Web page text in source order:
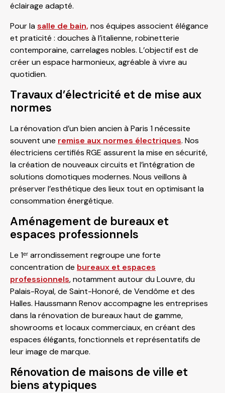
éclairage adapté.
Pour lasalle de bain, nos équipes associent élégance
et praticité : douches à l’italienne, robinetterie
contemporaine, carrelages nobles. L’objectif est de
créer un espace harmonieux, agréable à vivre au
quotidien.
Travaux d’électricité et de mise aux
normes
La rénovation d’un bien ancien à Paris 1 nécessite
souvent une remise aux normes électriques. Nos
électriciens certifiés RGE assurent la mise en sécurité,
la création de nouveaux circuits et l’intégration de
solutions domotiques modernes. Nous veillons à
préserver l’esthétique des lieux tout en optimisant la
consommation énergétique.
Aménagement de bureaux et
espaces professionnels
Le 1ᵉʳ arrondissement regroupe une forte
concentration de bureaux et espaces
professionnels, notamment autour du Louvre, du
Palais-Royal, de Saint-Honoré, de Vendôme et des
Halles. Haussmann Renov accompagne les entreprises
dans la rénovation de bureaux haut de gamme,
showrooms et locaux commerciaux, en créant des
espaces élégants, fonctionnels et représentatifs de
leur image de marque.
Rénovation de maisons de ville et
biens atypiques